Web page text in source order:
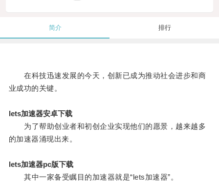
简介 排行
在科技迅速发展的今天，创新已成为推动社会进步和商
业成功的关键。
lets加速器安卓下载
为了帮助创业者和初创企业实现他们的愿景，越来越多
的加速器涌现出来。
lets加速器pc版下载
其中一家备受瞩目的加速器就是“lets加速器”。